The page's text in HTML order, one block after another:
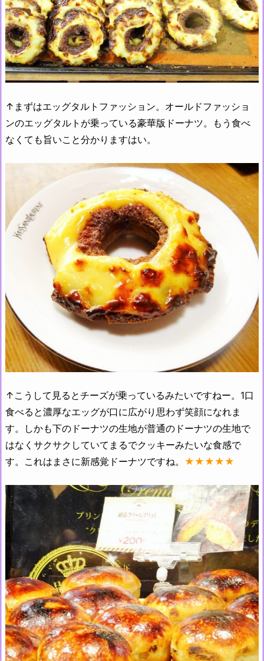
↑まずはエッグタルトファッション。オールドファッショ
ンのエッグタルトが乗っている豪華版ドーナツ。もう食べ
なくても旨いこと分かりますはい。
↑こうして見るとチーズが乗っているみたいですねー。1口
食べると濃厚なエッグが口に広がり思わず笑顔になれま
す。しかも下のドーナツの生地が普通のドーナツの生地で
はなくサクサクしていてまるでクッキーみたいな食感で
す。これはまさに新感覚ドーナツですね。 ★★★★★